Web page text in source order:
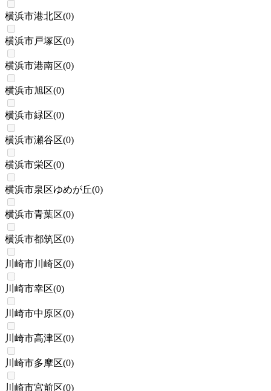
横浜市港北区(0)
横浜市戸塚区(0)
横浜市港南区(0)
横浜市旭区(0)
横浜市緑区(0)
横浜市瀬谷区(0)
横浜市栄区(0)
横浜市泉区ゆめが丘(0)
横浜市青葉区(0)
横浜市都筑区(0)
川崎市川崎区(0)
川崎市幸区(0)
川崎市中原区(0)
川崎市高津区(0)
川崎市多摩区(0)
川崎市宮前区(0)